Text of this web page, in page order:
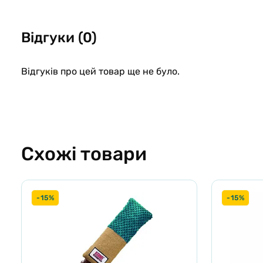
Відгуки (0)
Відгуків про цей товар ще не було.
Схожі товари
-15% -15%